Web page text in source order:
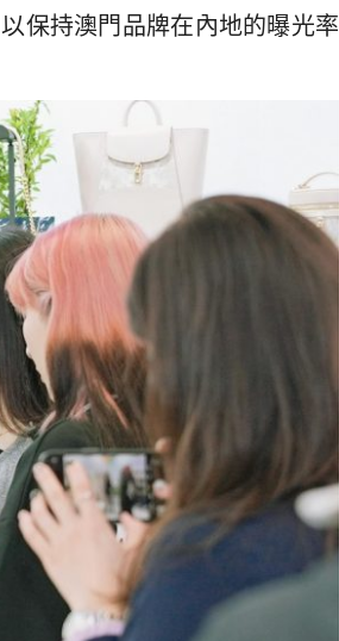
保持澳門品牌在內地的曝光率